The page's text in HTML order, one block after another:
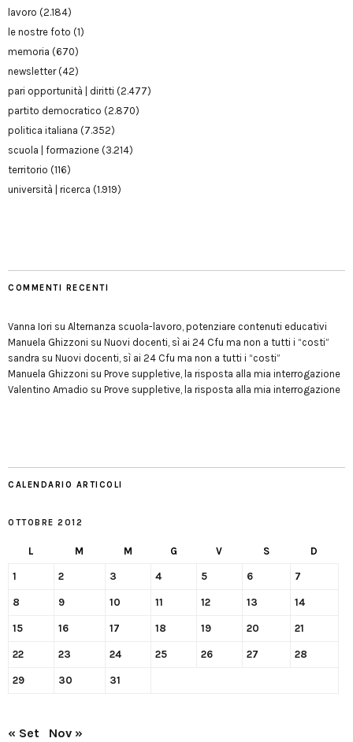
lavoro (2.184)
le nostre foto (1)
memoria (670)
newsletter(42)
pari opportunità | diritti (2.477)
partito democratico (2.870)
politica italiana (7.352)
scuola | formazione (3.214)
territorio (116)
università | ricerca (1.919)
COMMENTI RECENTI
Vanna Iori su Alternanza scuola-lavoro, potenziare contenuti educativi
Manuela Ghizzoni su Nuovi docenti, sì ai 24 Cfu ma non a tutti i “costi”
sandra su Nuovi docenti, sì ai 24 Cfu ma non a tutti i “costi”
Manuela Ghizzoni su Prove suppletive, la risposta alla mia interrogazione
Valentino Amadio su Prove suppletive, la risposta alla mia interrogazione
CALENDARIO ARTICOLI
OTTOBRE 2012
L M M G V S D
1 2 3 4 5 6 7
8 9 10 11 12 13 14
15 16 17 18 19 20 21
22 23 24 25 26 27 28
29 30 31
« Set Nov »